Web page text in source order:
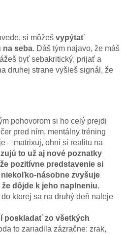
si môžeš vypýtať
na seba. Dáš tým najavo, že máš
byť sebakritický, prijať a
druhej strane vyšleš signál, že
pohovorom si ho celý prejdi
pred ním, mentálny tréning
– matrixuj, ohni si realitu na
to už aj nové poznatky
pozitívne predstavenie si
násobne zvyšuje
dôjde k jeho naplneniu.
ktorej sa na druhý deň naleje
poskladať zo všetkých
to zariadila zázračne: zrak,